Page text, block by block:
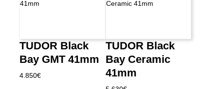
TUDOR Black
Bay GMT 41mm
4.850€
TUDOR Black
Bay Ceramic
41mm